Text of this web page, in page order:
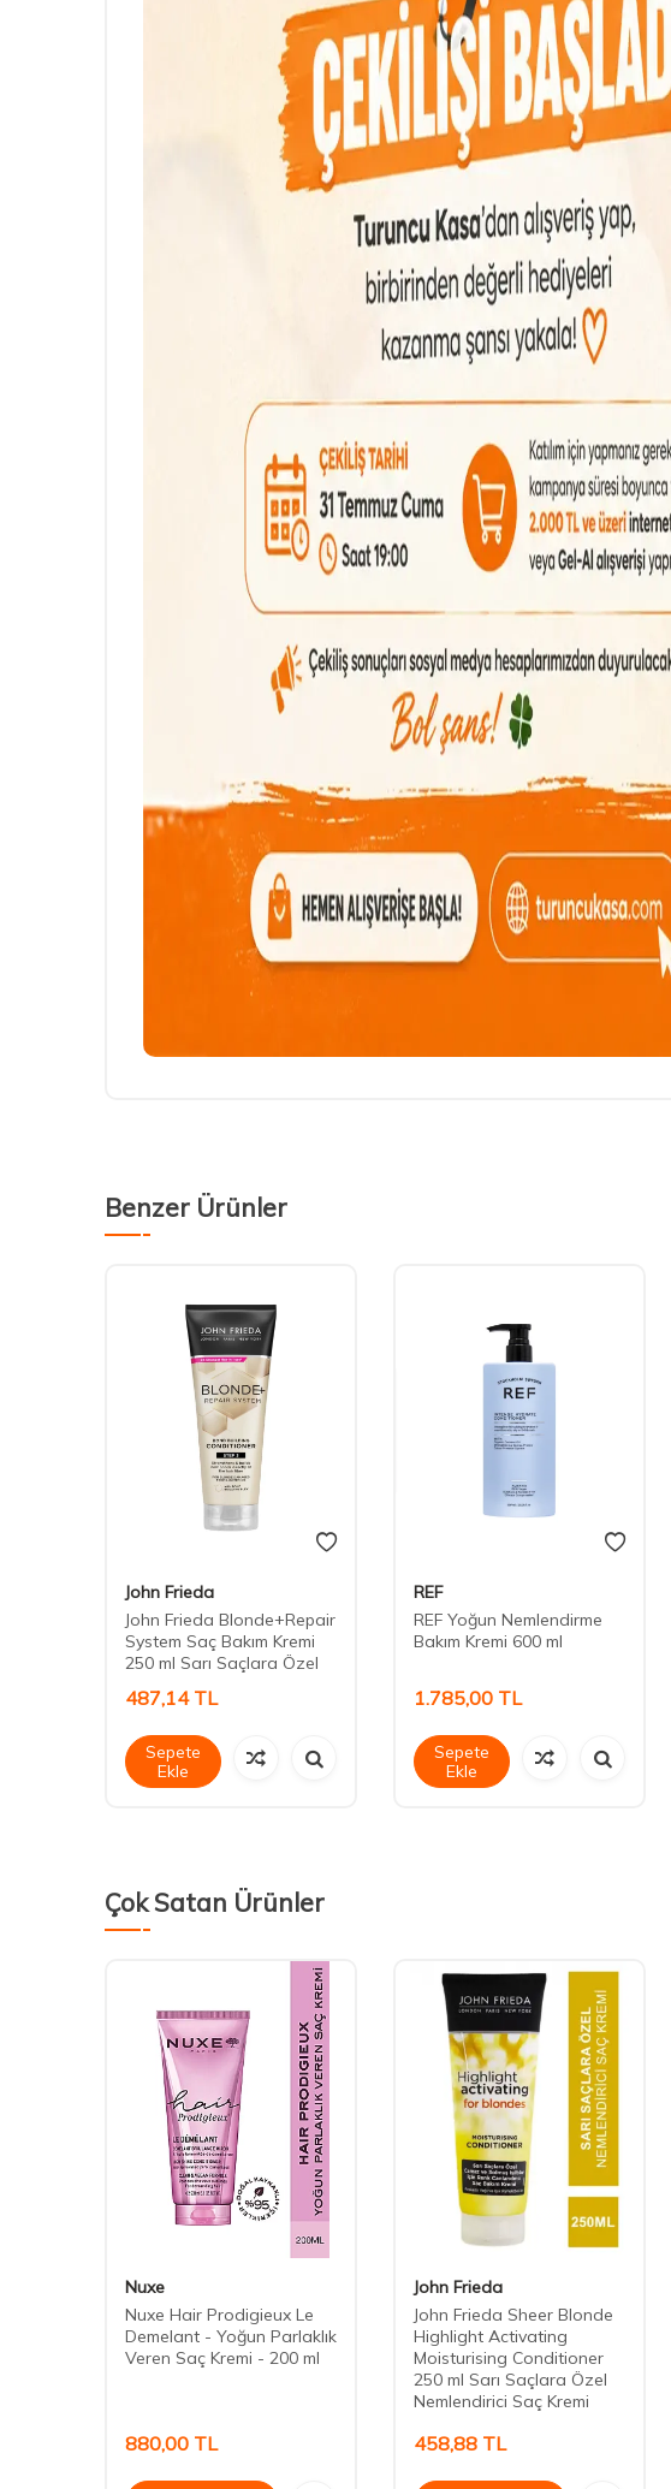
Benzer Ürünler
John Frieda
John Frieda Blonde+Repair
System Saç Bakım Kremi
250 ml Sarı Saçlara Özel
487,14TL
Sepete
Ekle
REF
REF Yoğun Nemlendirme
Bakım Kremi 600 ml
1.785,00 TL
Sepete
Ekle
Çok Satan Ürünler
Nuxe
Nuxe Hair Prodigieux Le
Demelant - Yoğun Parlaklık
Veren Saç Kremi - 200 ml
880,00 TL
John Frieda
John Frieda Sheer Blonde
Highlight Activating
Moisturising Conditioner
250 ml Sarı Saçlara Özel
Nemlendirici Saç Kremi
458,88 TL